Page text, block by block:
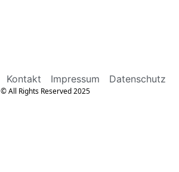
Kontakt Impressum Datenschutz
© All Rights Reserved 2025